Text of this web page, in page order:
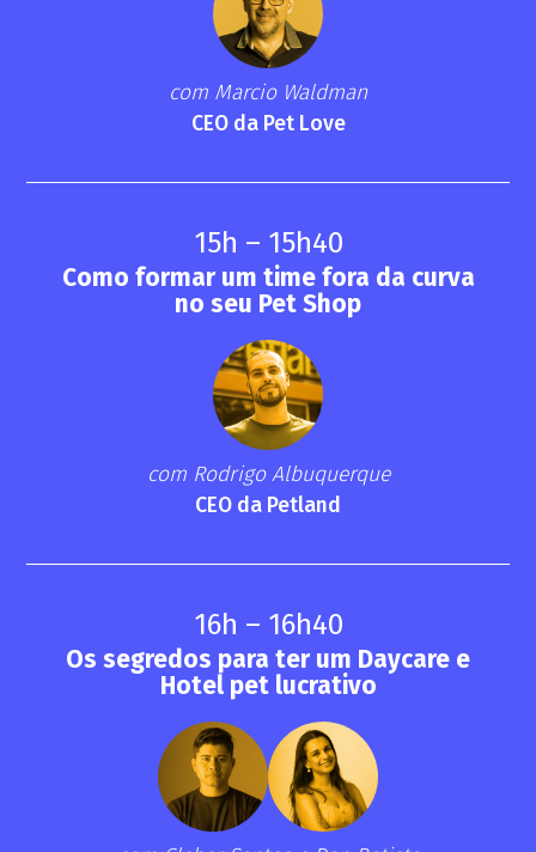
com Marcio Waldman
CEO da Pet Love
15h – 15h40
Como formar um time fora da curva
no seu Pet Shop
com Rodrigo Albuquerque
CEO da Petland
16h – 16h40
Os segredos para ter um Daycare e
Hotel pet lucrativo